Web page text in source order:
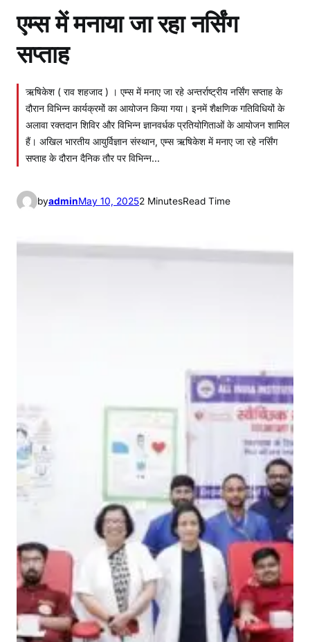
एम्स में मनाया जा रहा नर्सिंग
सप्ताह
ऋषिकेश ( राव शहजाद ) । एम्स में मनाए जा रहे अन्तर्राष्ट्रीय नर्सिंग सप्ताह के
दौरान विभिन्न कार्यक्रमों का आयोजन किया गया। इनमें शैक्षणिक गतिविधियों के
अलावा रक्तदान शिविर और विभिन्न ज्ञानवर्धक प्रतियोगिताओं के आयोजन शामिल
हैं। अखिल भारतीय आयुर्विज्ञान संस्थान, एम्स ऋषिकेश में मनाए जा रहे नर्सिंग
सप्ताह के दौरान दैनिक तौर पर विभिन्न…
byadminMay 10, 20252 MinutesRead Time